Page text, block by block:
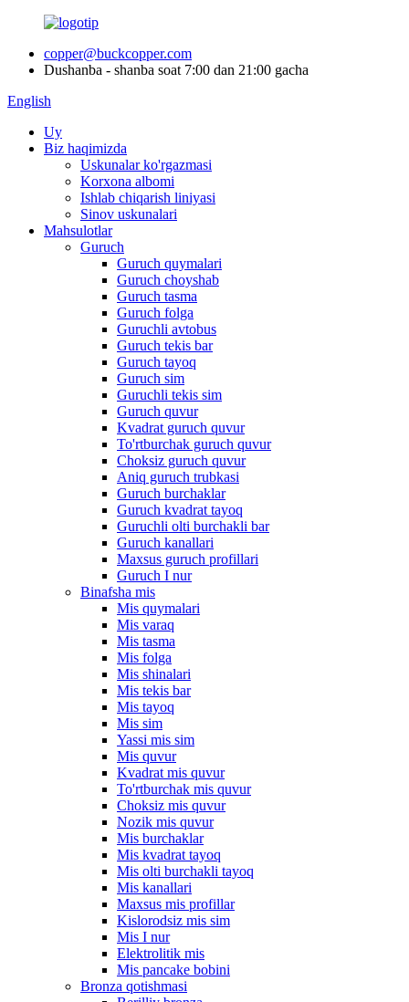
copper@buckcopper.com
Dushanba - shanba soat 7:00 dan 21:00 gacha
English
Uy
Biz haqimizda
Uskunalar ko'rgazmasi
Korxona albomi
Ishlab chiqarish liniyasi
Sinov uskunalari
Mahsulotlar
Guruch
Guruch quymalari
Guruch choyshab
Guruch tasma
Guruch folga
Guruchli avtobus
Guruch tekis bar
Guruch tayoq
Guruch sim
Guruchli tekis sim
Guruch quvur
Kvadrat guruch quvur
To'rtburchak guruch quvur
Choksiz guruch quvur
Aniq guruch trubkasi
Guruch burchaklar
Guruch kvadrat tayoq
Guruchli olti burchakli bar
Guruch kanallari
Maxsus guruch profillari
Guruch I nur
Binafsha mis
Mis quymalari
Mis varaq
Mis tasma
Mis folga
Mis shinalari
Mis tekis bar
Mis tayoq
Mis sim
Yassi mis sim
Mis quvur
Kvadrat mis quvur
To'rtburchak mis quvur
Choksiz mis quvur
Nozik mis quvur
Mis burchaklar
Mis kvadrat tayoq
Mis olti burchakli tayoq
Mis kanallari
Maxsus mis profillar
Kislorodsiz mis sim
Mis I nur
Elektrolitik mis
Mis pancake bobini
Bronza qotishmasi